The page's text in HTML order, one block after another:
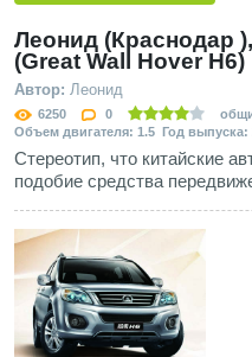
Леонид (Краснодар
(Great Wall Hover H6)
Автор: Леонид
6250 0
Объем двигателя: 1.5 Год выпуска:
Стереотип, что китайские
подобие средства